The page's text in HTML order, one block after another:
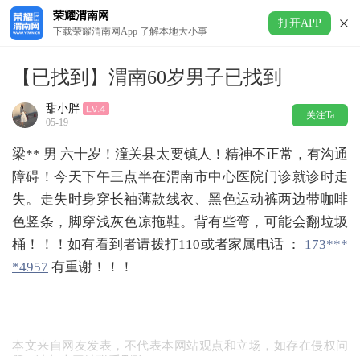
荣耀渭南网
下载荣耀渭南网App 了解本地大小事
打开APP
【已找到】渭南60岁男子已找到
甜小胖
05-19
关注Ta
梁** 男 六十岁！潼关县太要镇人！精神不正常，有沟通
障碍！今天下午三点半在渭南市中心医院门诊就诊时走
失。走失时身穿长袖薄款线衣、黑色运动裤两边带咖啡
色竖条，脚穿浅灰色凉拖鞋。背有些弯，可能会翻垃圾
桶！！！如有看到者请拨打110或者家属电话 ： 173***
*4957 有重谢！！！
本文来自网友发表，不代表本网站观点和立场，如存在侵权问